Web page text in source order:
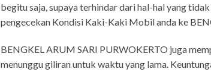
begitu saja, supaya terhindar dari hal-hal yang
pengecekan Kondisi Kaki-Kaki Mobil anda ke
BENGKEL ARUM SARI PURWOKERTO juga
menunggu giliran untuk waktu yang lama.